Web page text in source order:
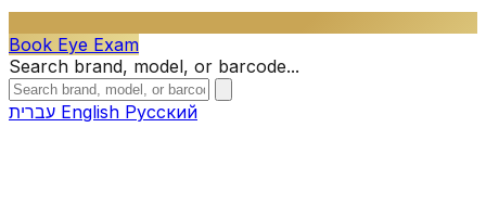
Book Eye Exam
Search brand, model, or barcode...
English Русский